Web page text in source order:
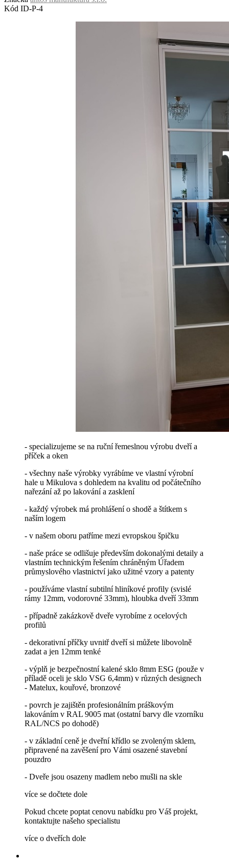
Kód ID-P-4
- specializujeme se na ruční řemeslnou výrobu dveří a
příček a oken
- všechny naše výrobky vyrábíme ve vlastní výrobní
hale u Mikulova s ​​​​dohledem na kvalitu od počátečního
nařezání až po lakování a zasklení
- každý výrobek má prohlášení o shodě a štítkem s
naším logem
- v našem oboru patříme mezi evropskou špičku
- naše práce se odlišuje především dokonalými detaily a
vlastním technickým řešením chráněným Úřadem
průmyslového vlastnictví jako užitné vzory a patenty
- používáme vlastní subtilní hliníkové profily (svislé
rámy 12mm, vodorovné 33mm), hloubka dveří 33mm
- případně zakázkově dveře vyrobíme z ocelových
profilů
- dekorativní příčky uvnitř dveří si můžete libovolně
zadat a jen 12mm tenké
- výplň je bezpečnostní kalené sklo 8mm ESG (použe v
příladě oceli je sklo VSG 6,4mm) v různých designech
- Matelux, kouřové, bronzové
- povrch je zajištěn profesionálním práškovým
lakováním v RAL 9005 mat (ostatní barvy dle vzorníku
RAL/NCS po dohodě)
- v základní ceně je dveřní křídlo se zvoleným sklem,
připravené na zavěšení pro Vámi osazené stavební
pouzdro
- Dveře jsou osazeny madlem nebo mušli na skle
více se dočtete dole
Pokud chcete poptat cenovu nabídku pro Váš projekt,
kontaktujte našeho specialistu
více o dveřích dole